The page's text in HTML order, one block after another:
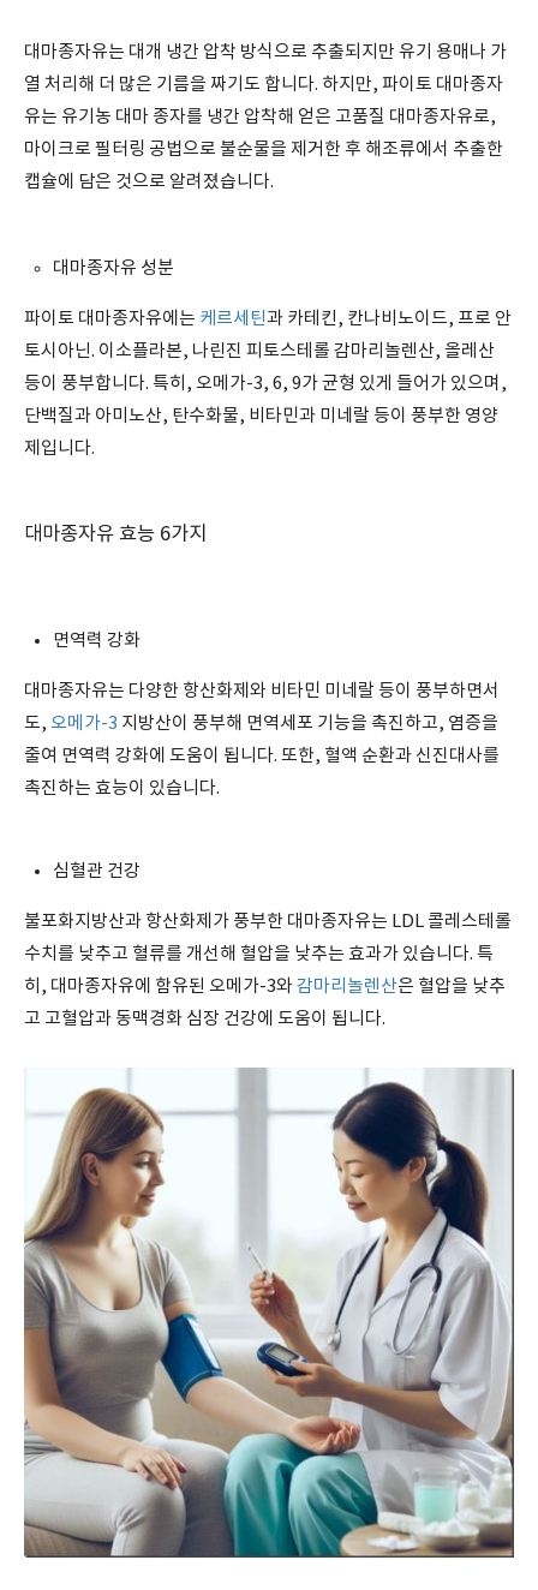
대마종자유는 대개 냉간 압착 방식으로 추출되지만 유기 용매나 가
열 처리해 더 많은 기름을 짜기도 합니다. 하지만, 파이토 대마종자
유는 유기농 대마 종자를 냉간 압착해 얻은 고품질 대마종자유로,
마이크로 필터링 공법으로 불순물을 제거한 후 해조류에서 추출한
캡슐에 담은 것으로 알려졌습니다.
대마종자유 성분
파이토 대마종자유에는 케르세틴과 카테킨, 칸나비노이드, 프로 안
토시아닌. 이소플라본, 나린진 피토스테롤 감마리놀렌산, 올레산
등이 풍부합니다. 특히, 오메가-3, 6, 9가 균형 있게 들어가 있으며,
단백질과 아미노산, 탄수화물, 비타민과 미네랄 등이 풍부한 영양
제입니다.
대마종자유 효능 6가지
면역력 강화
대마종자유는 다양한 항산화제와 비타민 미네랄 등이 풍부하면서
도, 오메가-3 지방산이 풍부해 면역세포 기능을 촉진하고, 염증을
줄여 면역력 강화에 도움이 됩니다. 또한, 혈액 순환과 신진대사를
촉진하는 효능이 있습니다.
심혈관 건강
불포화지방산과 항산화제가 풍부한 대마종자유는 LDL 콜레스테롤
수치를 낮추고 혈류를 개선해 혈압을 낮추는 효과가 있습니다. 특
히, 대마종자유에 함유된 오메가-3와감마리놀렌산은 혈압을 낮추
고 고혈압과 동맥경화 심장 건강에 도움이 됩니다.